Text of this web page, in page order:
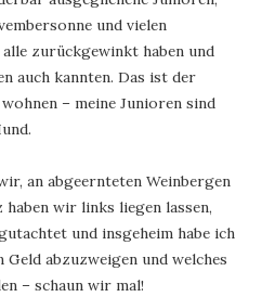
und vielen
zurückgewinkt haben und
auch kannten. Das ist der
– meine Junioren sind
an abgeernteten Weinbergen
wir links liegen lassen,
und insgeheim habe ich
Geld abzuzweigen und welches
– schaun wir mal!